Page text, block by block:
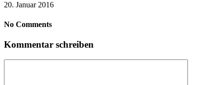
20. Januar 2016
No Comments
Kommentar schreiben